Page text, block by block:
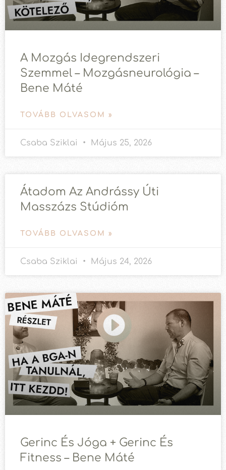
A Mozgás Idegrendszeri
Szemmel – Mozgásneurológia –
Bene Máté
TOVÁBB OLVASOM »
Csaba Sziklai Május 25, 2026
Átadom Az Andrássy Úti
Masszázs Stúdióm
TOVÁBB OLVASOM »
Csaba Sziklai Május 24, 2026
Gerinc És Jóga + Gerinc És
Fitness – Bene Máté